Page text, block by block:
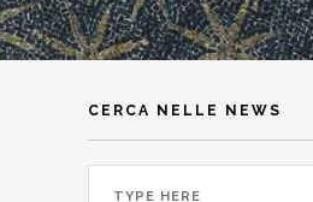
CERCA NELLE NEWS